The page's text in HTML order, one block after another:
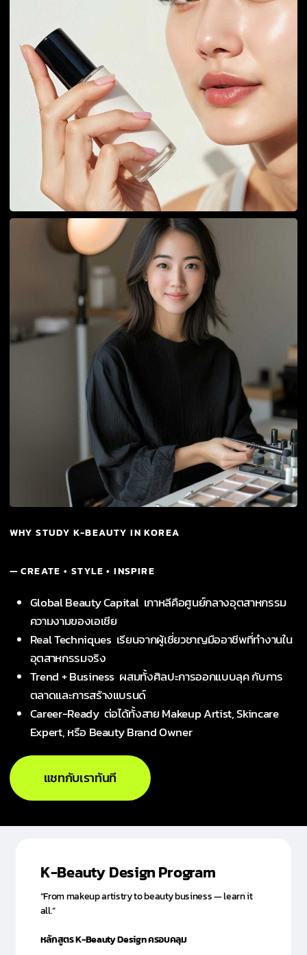
WHY STUDY K-BEAUTY IN KOREA
— CREATE • STYLE • INSPIRE
Global Beauty Capital เกาหลีคือศูนย์กลางอุตสาหกรรม
ความงามของเอเชีย
Real Techniques เรียนจากผู้เชี่ยวชาญมืออาชีพที่ทำงานใน
อุตสาหกรรมจริง
Trend + Business ผสมทั้งศิลปะการออกแบบลุค กับการ
ตลาดและการสร้างแบรนด์
Career-Ready ต่อได้ทั้งสาย Makeup Artist, Skincare
Expert, หรือ Beauty Brand Owner
แชทกับเราทันที
K-Beauty Design Program
“From makeup artistry to beauty business — learn it
all.”
หลักสูตร K-Beauty Design ครอบคลุม